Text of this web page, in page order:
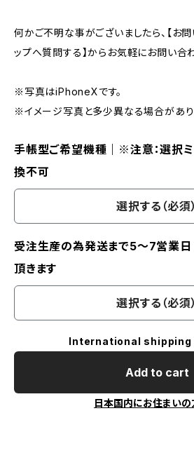
何かご不明な事がございましたら、【お問
ップへ質問する】からお気軽にお問い合
※写真はiPhoneXです。
※イメージ写真と多少異なる場合があり
手帳型ご希望機種｜※注意：選択ミ
換不可
選択する（必須）
受注生産の為発送まで5～7営業日
頂きます
選択する（必須）
International shipping
Add to cart
日本国内にお住まいの